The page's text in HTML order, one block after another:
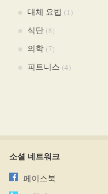
대체 요법 (1)
식단(8)
의학(7)
피트니스 (4)
소셜 네트워크
페이스북